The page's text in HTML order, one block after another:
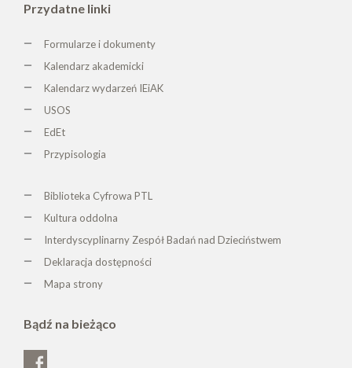
Przydatne linki
Formularze i dokumenty
Kalendarz akademicki
Kalendarz wydarzeń IEiAK
USOS
EdEt
Przypisologia
Biblioteka Cyfrowa PTL
Kultura oddolna
Interdyscyplinarny Zespół Badań nad Dzieciństwem
Deklaracja dostępności
Mapa strony
Bądź na bieżąco